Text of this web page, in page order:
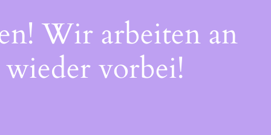
Wir arbeiten an
vorbei!